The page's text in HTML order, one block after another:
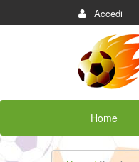
Accedi
Home